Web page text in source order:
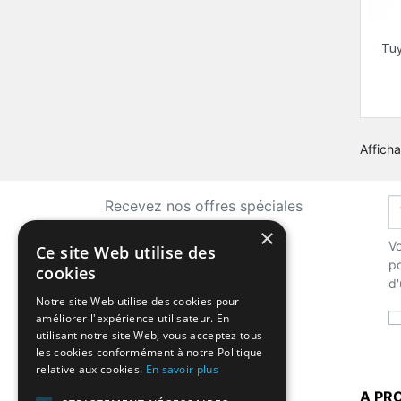
Recevez nos offres spéciales
LA BOUTIQUE A
×
Ce site Web utilise des
cookies
Notre site Web utilise des cookies pour
améliorer l'expérience utilisateur. En
utilisant notre site Web, vous acceptez tous
les cookies conformément à notre Politique
relative aux cookies. En savoir plus